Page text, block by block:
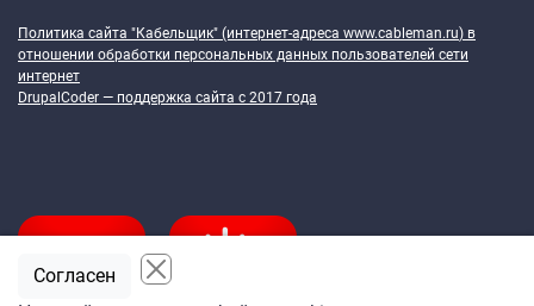
Политика сайта "Кабельщик" (интернет-адреса www.cableman.ru) в
отношении обработки персональных данных пользователей сети
интернет
DrupalCoder — поддержка сайта c 2017 года
Согласен